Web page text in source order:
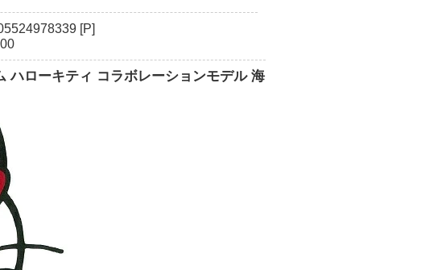
[P]
ハローキティ コラボレーションモデル 海